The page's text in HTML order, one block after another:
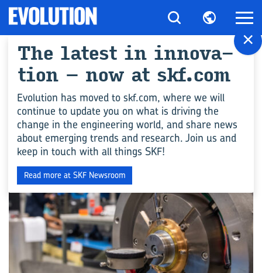
All ar­ticles for
"Pumps and Com­pres­
sors"
DÉVELOPPEMENT DURABLE
×
The la­test in in­no­va­
tion – now at skf.com
Evolution has moved to skf.com, where we will
continue to update you on what is driving the
change in the engineering world, and share news
about emerging trends and research. Join us and
keep in touch with all things SKF!
Read more at SKF Newsroom